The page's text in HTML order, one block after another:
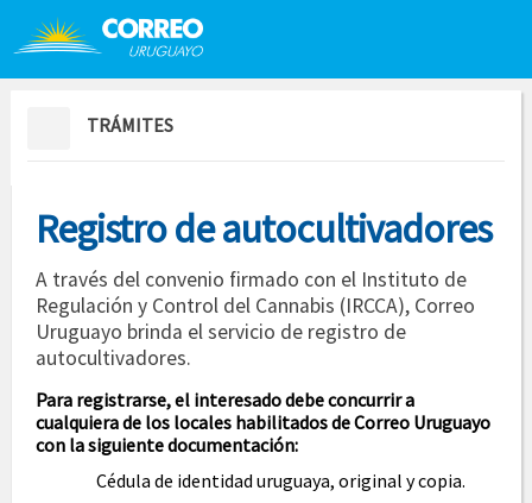
Saltar al contenido
TRÁMITES
Registro de autocultivadores
A través del convenio firmado con el Instituto de
Regulación y Control del Cannabis (IRCCA), Correo
Uruguayo brinda el servicio de registro de
autocultivadores.
Para registrarse, el interesado debe concurrir a
cualquiera de los locales habilitados de Correo Uruguayo
con la siguiente documentación:
Cédula de identidad uruguaya, original y copia.